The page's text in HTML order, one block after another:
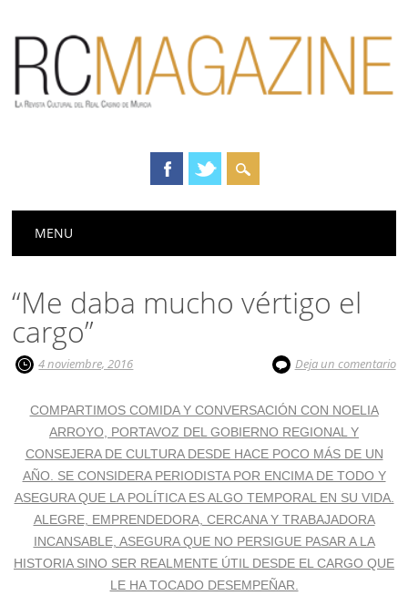
Menú principal
MENU
“Me daba mucho vértigo el
cargo”
4 noviembre, 2016 Deja un comentario
COMPARTIMOS COMIDA Y CONVERSACIÓN CON NOELIA
ARROYO, PORTAVOZ DEL GOBIERNO REGIONAL Y
CONSEJERA DE CULTURA DESDE HACE POCO MÁS DE UN
AÑO. SE CONSIDERA PERIODISTA POR ENCIMA DE TODO Y
ASEGURA QUE LA POLÍTICA ES ALGO TEMPORAL EN SU VIDA.
ALEGRE, EMPRENDEDORA, CERCANA Y TRABAJADORA
INCANSABLE, ASEGURA QUE NO PERSIGUE PASAR A LA
HISTORIA SINO SER REALMENTE ÚTIL DESDE EL CARGO QUE
LE HA TOCADO DESEMPEÑAR.